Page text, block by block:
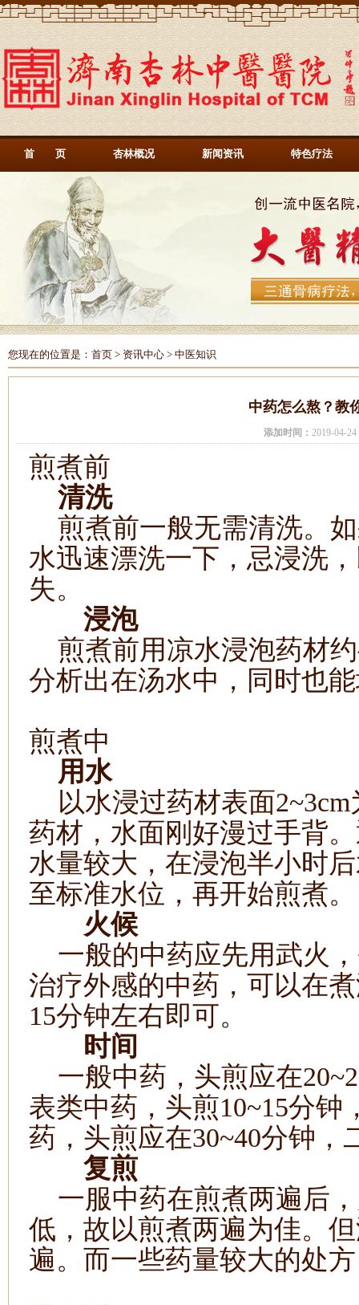
首 页 杏林概况 新闻资讯 特色疗法
您现在的位置是： 首页 > 资讯中心 > 中医知识
中药怎么熬？教
添加时间： 2019-04-
煎煮前
清洗
煎煮前一般无需清洗。
水迅速漂洗一下，忌浸洗
失。
浸泡
煎煮前用凉水浸泡药材
分析出在汤水中，同时也
煎煮中
用水
以水浸过药材表面2~3cm
药材，水面刚好漫过手背
水量较大，在浸泡半小时
至标准水位，再开始煎煮。
火候
一般的中药应先用武火
治疗外感的中药，可以在
15分钟左右即可。
时间
一般中药，头煎应在
表类中药，头煎10~15分钟
药，头煎应在30~40分钟，
复煎
一服中药在煎煮两遍后
低，故以煎煮两遍为佳。
遍。而一些药量较大的处